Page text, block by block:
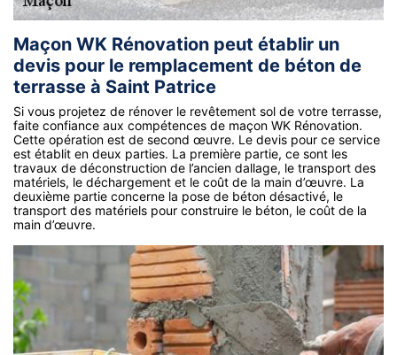
Maçon WK Rénovation peut établir un
devis pour le remplacement de béton de
terrasse à Saint Patrice
Si vous projetez de rénover le revêtement sol de votre terrasse,
faite confiance aux compétences de maçon WK Rénovation.
Cette opération est de second œuvre. Le devis pour ce service
est établit en deux parties. La première partie, ce sont les
travaux de déconstruction de l’ancien dallage, le transport des
matériels, le déchargement et le coût de la main d’œuvre. La
deuxième partie concerne la pose de béton désactivé, le
transport des matériels pour construire le béton, le coût de la
main d’œuvre.